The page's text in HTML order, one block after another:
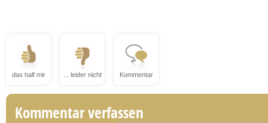
das half mir ... leider nicht Kommentar
Kommentar verfassen